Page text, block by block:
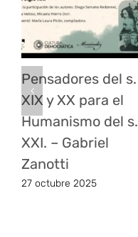
Pensadores del s.
XIX y XX para el
Humanismo del s.
XXI. – Gabriel
Zanotti
27 octubre 2025